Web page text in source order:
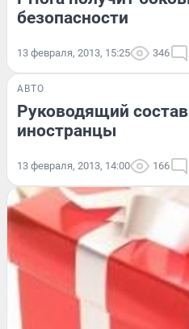
безопасности
13 февраля, 2013, 15:25 346
АВТО
Руководящий
иностранцы
13 февраля, 2013, 14:00 166